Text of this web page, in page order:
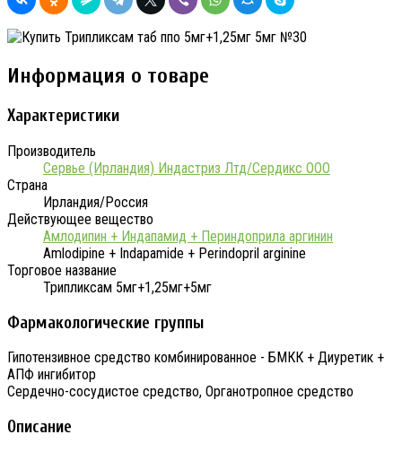
Информация о товаре
Характеристики
Производитель
Сервье (Ирландия) Индастриз Лтд/Сердикс ООО
Страна
Ирландия/Россия
Действующее вещество
Амлодипин + Индапамид + Периндоприла аргинин
Amlodipine + Indapamide + Perindopril arginine
Торговое название
Трипликсам 5мг+1,25мг+5мг
Фармакологические группы
Гипотензивное средство комбинированное - БМКК + Диуретик +
АПФ ингибитор
Сердечно-сосудистое средство, Органотропное средство
Описание